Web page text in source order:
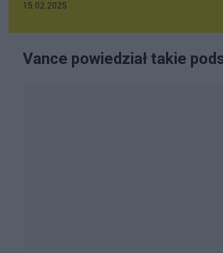
15.02.2025
Vance powiedział takie